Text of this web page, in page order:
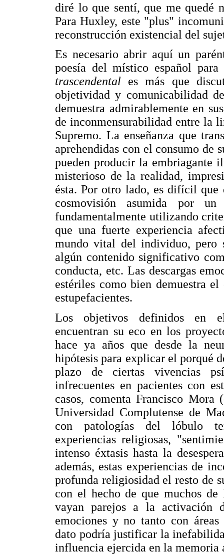
diré lo que sentí, que me quedé
Para Huxley, este "plus"
reconstrucción existencial del
Es necesario abrir aquí un
poesía del místico español
trascendental es más que
objetividad y comunicabilidad
demuestra admirablemente en
de inconmensurabilidad entre la
Supremo. La enseñanza que
aprehendidas con el consumo de
pueden producir la embriagante
misterioso de la realidad,
ésta. Por otro lado, es difícil que
cosmovisión asumida por
fundamentalmente utilizando
que una fuerte experiencia
mundo vital del individuo, pero
algún contenido significativo
conducta, etc. Las descargas
estériles como bien demuestra
estupefacientes.
Los objetivos definidos en
encuentran su eco en los
hace ya años que desde la
hipótesis para explicar el porqué
plazo de ciertas vivencias
infrecuentes en pacientes con
casos, comenta Francisco
Universidad Complutense de
con patologías del lóbulo
experiencias religiosas,
intenso éxtasis hasta la
además, estas experiencias de
profunda religiosidad el resto de
con el hecho de que muchos
vayan parejos a la activación
emociones y no tanto con
dato podría justificar la
influencia ejercida en la memoria